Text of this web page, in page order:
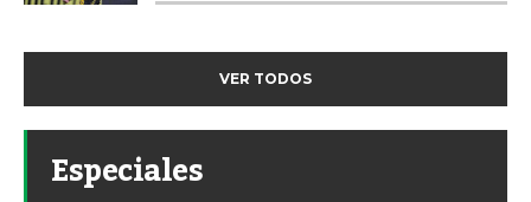
VER TODOS
Especiales